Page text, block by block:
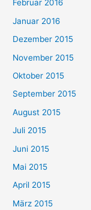
Februar 2016
Januar 2016
Dezember 2015
November 2015
Oktober 2015
September 2015
August 2015
Juli 2015
Juni 2015
Mai 2015
April 2015
März 2015